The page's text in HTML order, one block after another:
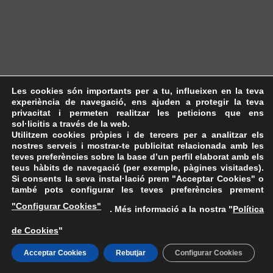
Les cookies són importants per a tu, influeixen en la teva
experiència de navegació, ens ajuden a protegir la teva
privacitat i permeten realitzar les peticions que ens
sol·licitis a través de la web.
Utilitzem cookies pròpies i de tercers per a analitzar els
nostres serveis i mostrar-te publicitat relacionada amb les
teves preferències sobre la base d’un perfil elaborat amb els
teus hàbits de navegació (per exemple, pàgines visitades).
Si consents la seva instal·lació prem "Acceptar Cookies" o
també pots configurar les teves preferències prement
"Configurar Cookies"
. Més informació a la nostra "Política
de Cookies"
Acceptar Cookies Rebutjar Configurar Cookies